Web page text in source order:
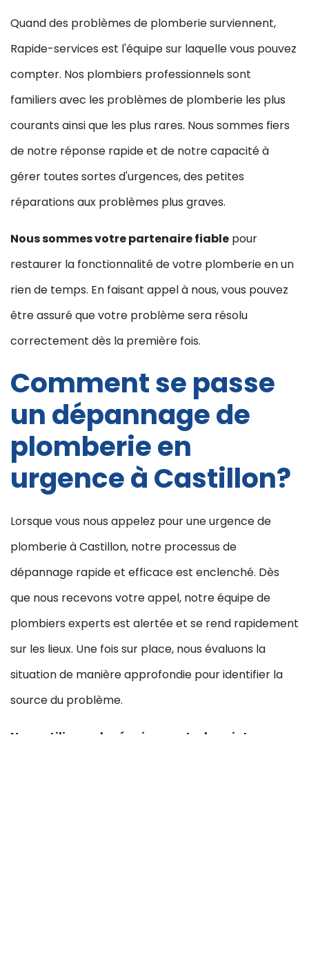
Quand des problèmes de plomberie surviennent,
Rapide-services est l'équipe sur laquelle vous pouvez
compter. Nos plombiers professionnels sont
familiers avec les problèmes de plomberie les plus
courants ainsi que les plus rares. Nous sommes fiers
de notre réponse rapide et de notre capacité à
gérer toutes sortes d'urgences, des petites
réparations aux problèmes plus graves.
Nous sommes votre partenaire fiable pour
restaurer la fonctionnalité de votre plomberie en un
rien de temps. En faisant appel à nous, vous pouvez
être assuré que votre problème sera résolu
correctement dès la première fois.
Comment se passe
un dépannage de
plomberie en
urgence à Castillon?
Lorsque vous nous appelez pour une urgence de
plomberie à Castillon, notre processus de
dépannage rapide et efficace est enclenché. Dès
que nous recevons votre appel, notre équipe de
plombiers experts est alertée et se rend rapidement
sur les lieux. Une fois sur place, nous évaluons la
situation de manière approfondie pour identifier la
source du problème.
Nous utilisons des équipements de pointe